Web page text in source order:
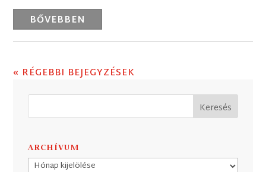
BŐVEBBEN
« RÉGEBBI BEJEGYZÉSEK
ARCHÍVUM
Archívum